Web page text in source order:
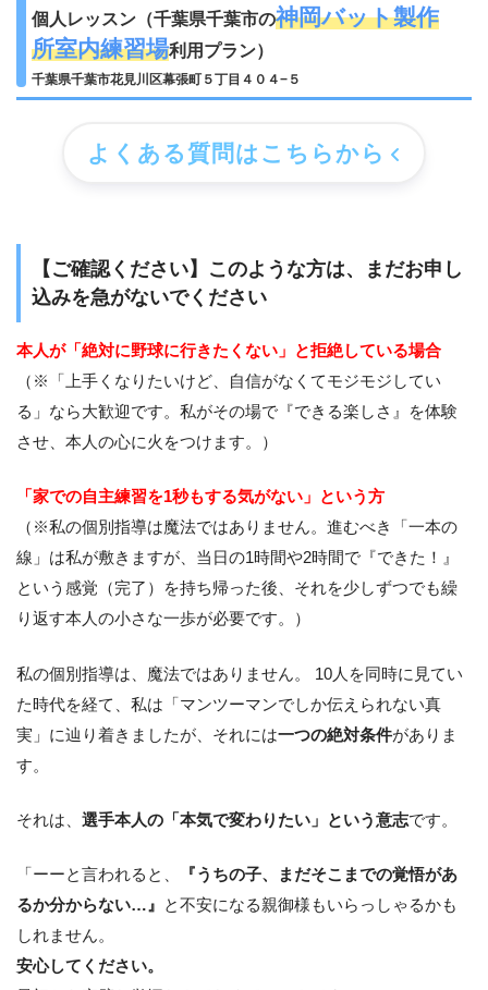
個人レッスン（千葉県千葉市の神岡バット製作
所室内練習場利用プラン）
千葉県千葉市花見川区幕張町５丁目４０４−５
よくある質問はこちらから
【ご確認ください】このような方は、まだお申し
込みを急がないでください
本人が「絶対に野球に行きたくない」と拒絶している場合
（※「上手くなりたいけど、自信がなくてモジモジしてい
る」なら大歓迎です。私がその場で『できる楽しさ』を体験
させ、本人の心に火をつけます。）
「家での自主練習を1秒もする気がない」という方
（※私の個別指導は魔法ではありません。進むべき「一本の
線」は私が敷きますが、当日の1時間や2時間で『できた！』
という感覚（完了）を持ち帰った後、それを少しずつでも繰
り返す本人の小さな一歩が必要です。）
私の個別指導は、魔法ではありません。 10人を同時に見てい
た時代を経て、私は「マンツーマンでしか伝えられない真
実」に辿り着きましたが、それには一つの絶対条件がありま
す。
それは、 選手本人の「本気で変わりたい」という意志です。
「ーーと言われると、
『うちの子、まだそこまでの覚悟があ
るか分からない…』
と不安になる親御様もいらっしゃるかも
しれません。
安心してください。